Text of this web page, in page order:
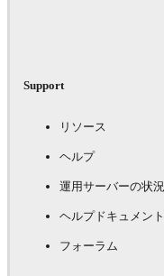
Support
リソース
ヘルプ
運用サーバーの状況
ヘルプドキュメント
フォーラム